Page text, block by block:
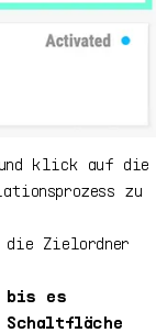
und klick auf die
zu
die Zielordner
bis es